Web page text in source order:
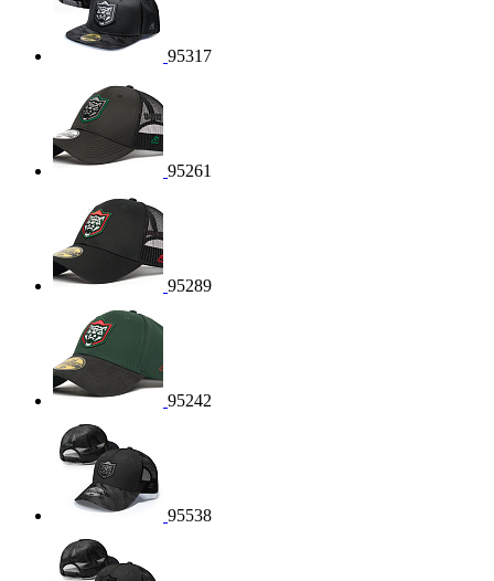
95317
95261
95289
95242
95538